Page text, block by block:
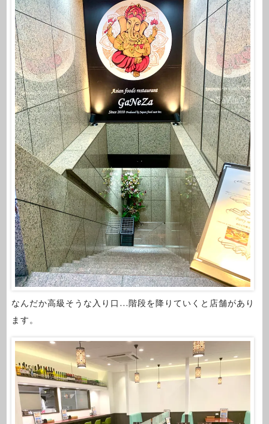
なんだか高級そうな入り口…階段を降りていくと店舗があり
ます。